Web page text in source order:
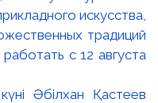
искусства,
традиций
с 12 августа